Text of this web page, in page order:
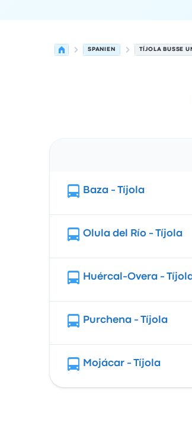
SPANIEN TÍJOLA BUSSE
Baza - Tíjola
Olula del Río - Tíjola
Huércal-Overa -
Purchena - Tíjola
Mojácar - Tíjola